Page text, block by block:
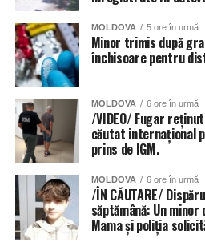
MOLDOVA 5 ore în urmă
Minor trimis după
închisoare pentru
MOLDOVA 6 ore în urmă
/VIDEO/ Fugar
căutat internațional
prins de IGM.
MOLDOVA 6 ore în urmă
/ÎN CĂUTARE/
săptămână: Un
Mama și poliția